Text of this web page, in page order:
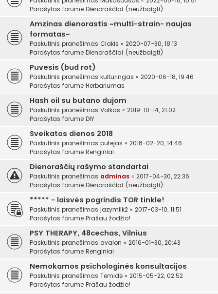
Parašytas forume Dienoraščiai (neužbaigti)
Amzinas dienorastis ~multi-strain- naujas
formatas~
Paskutinis pranešimas Ciakis « 2020-07-30, 18:13
Parašytas forume Dienoraščiai (neužbaigti)
Puvesis (bud rot)
Paskutinis pranešimas kulturingas « 2020-06-18, 19:46
Parašytas forume Herbariumas
Hash oil su butano dujom
Paskutinis pranešimas Volkas « 2019-10-14, 21:02
Parašytas forume DIY
Sveikatos dienos 2018
Paskutinis pranešimas putejas « 2018-02-20, 14:46
Parašytas forume Renginiai
Dienoraščių rašymo standartai
Paskutinis pranešimas adminas « 2017-04-30, 22:36
Parašytas forume Dienoraščiai (neužbaigti)
***** - laisvės pogrindis TOR tinkle!
Paskutinis pranešimas jazymilk2 « 2017-03-10, 11:51
Parašytas forume Prašau žodžio!
PSY THERAPY, 48cechas, Vilnius
Paskutinis pranešimas avalon « 2016-01-30, 20:43
Parašytas forume Renginiai
Nemokamos psichologinės konsultacijos
Paskutinis pranešimas Temidė « 2015-05-22, 02:52
Parašytas forume Prašau žodžio!